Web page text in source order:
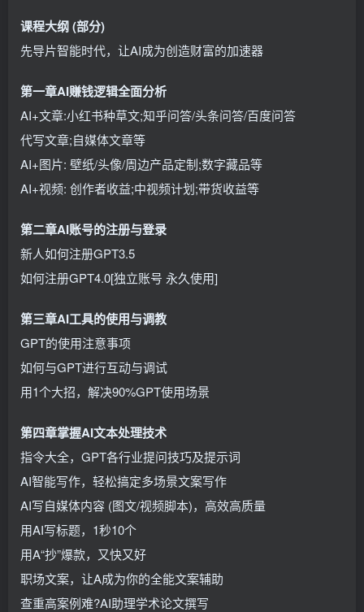
课程大纲 (部分)
先导片智能时代，让AI成为创造财富的加速器
第一章AI赚钱逻辑全面分析
AI+文章:小红书种草文;知乎问答/头条问答/百度问答
代写文章;自媒体文章等
AI+图片: 壁纸/头像/周边产品定制;数字藏品等
AI+视频: 创作者收益;中视频计划;带货收益等
第二章AI账号的注册与登录
新人如何注册GPT3.5
如何注册GPT4.0[独立账号 永久使用]
第三章AI工具的使用与调教
GPT的使用注意事项
如何与GPT进行互动与调试
用1个大招，解决90%GPT使用场景
第四章掌握AI文本处理技术
指令大全，GPT各行业提问技巧及提示词
AI智能写作，轻松搞定多场景文案写作
AI写自媒体内容 (图文/视频脚本)，高效高质量
用AI写标题，1秒10个
用A“抄”爆款，又快又好
职场文案，让A成为你的全能文案辅助
查重高案例难?AI助理学术论文撰写